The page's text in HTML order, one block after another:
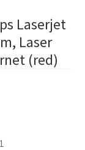
Laserjet
Laser
(red)